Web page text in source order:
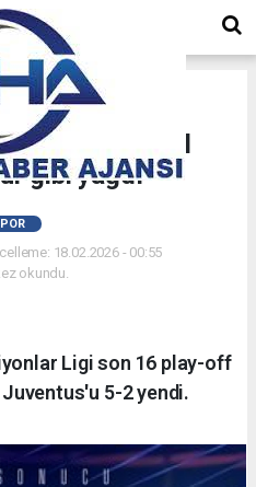
Juventus'a gol
gibi yağdı
18.02.2026 - 00:55
okundu.
Ligi son 16 play-off
5-2 yendi.